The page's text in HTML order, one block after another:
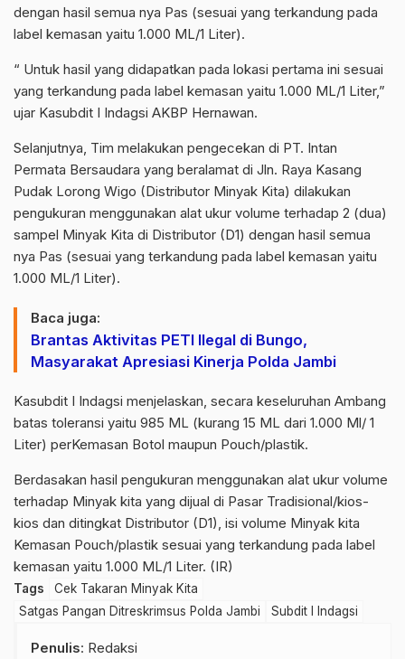
dengan hasil semua nya Pas (sesuai yang terkandung pada
label kemasan yaitu 1.000 ML/1 Liter).
“ Untuk hasil yang didapatkan pada lokasi pertama ini sesuai
yang terkandung pada label kemasan yaitu 1.000 ML/1 Liter,”
ujar Kasubdit I Indagsi AKBP Hernawan.
Selanjutnya, Tim melakukan pengecekan di PT. Intan
Permata Bersaudara yang beralamat di Jln. Raya Kasang
Pudak Lorong Wigo (Distributor Minyak Kita) dilakukan
pengukuran menggunakan alat ukur volume terhadap 2 (dua)
sampel Minyak Kita di Distributor (D1) dengan hasil semua
nya Pas (sesuai yang terkandung pada label kemasan yaitu
1.000 ML/1 Liter).
Baca juga:
Brantas Aktivitas PETI Ilegal di Bungo,
Masyarakat Apresiasi Kinerja Polda Jambi
Kasubdit I Indagsi menjelaskan, secara keseluruhan Ambang
batas toleransi yaitu 985 ML (kurang 15 ML dari 1.000 Ml/ 1
Liter) perKemasan Botol maupun Pouch/plastik.
Berdasakan hasil pengukuran menggunakan alat ukur volume
terhadap Minyak kita yang dijual di Pasar Tradisional/kios-
kios dan ditingkat Distributor (D1), isi volume Minyak kita
Kemasan Pouch/plastik sesuai yang terkandung pada label
kemasan yaitu 1.000 ML/1 Liter. (IR)
Tags
Cek Takaran Minyak Kita
Satgas Pangan Ditreskrimsus Polda Jambi
Subdit I Indagsi
Penulis: Redaksi